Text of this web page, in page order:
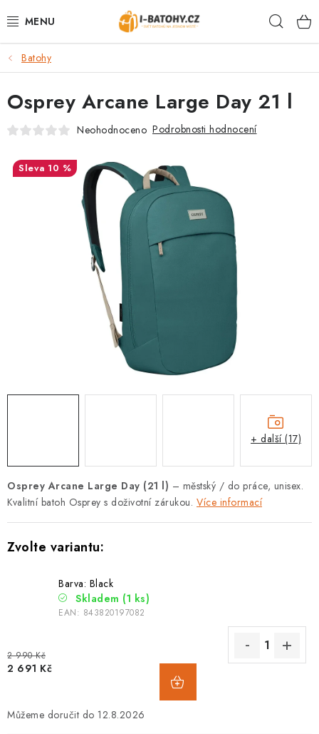
na
VÝPRODEJ %
BATOHY
TAŠKY, KABELKY
CESTOVNÍ ZAVAZADLA
DOPLŇKY A PŘÍSLUŠENSTVÍ
Doprava a platba Vše o nákupu Kontakty
Poradna
Batohy
Osprey Arcane Large Day (21 l) – městský / do práce, unisex.
Kvalitní batoh Osprey s doživotní zárukou. Více informací
Barva: Black
Skladem (1 ks)
EAN: 843820197082
2 990 Kč
2 691 Kč
12.8.2026
Osprey Arcane Large Day 21 l
Neohodnoceno Podrobnosti hodnocení
10 %
+ další (17)